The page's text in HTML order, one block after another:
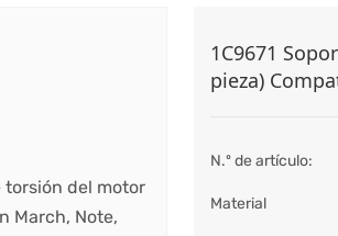
1C9671
pieza)
N.º de artículo:
Material